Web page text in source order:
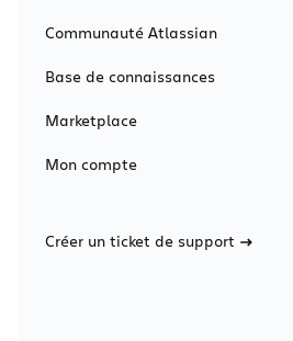
Communauté Atlassian
Base de connaissances
Marketplace
Mon compte
Créer un ticket de support